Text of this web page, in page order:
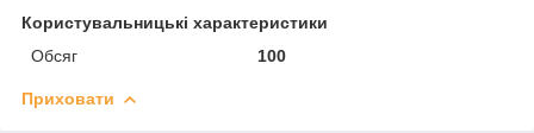
Користувальницькі характеристики
Обсяг
100
Приховати